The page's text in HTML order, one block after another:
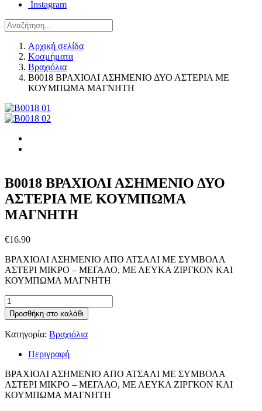
Instagram
Αρχική σελίδα
Κοσμήματα
Βραχιόλια
B0018 ΒΡΑΧΙΟΛΙ ΑΣΗΜΕΝΙΟ ΔΥΟ ΑΣΤΕΡΙΑ ΜΕ
ΚΟΥΜΠΩΜΑ ΜΑΓΝΗΤΗ
Post
navigation
B0018 ΒΡΑΧΙΟΛΙ ΑΣΗΜΕΝΙΟ ΔΥΟ
ΑΣΤΕΡΙΑ ΜΕ ΚΟΥΜΠΩΜΑ
ΜΑΓΝΗΤΗ
€16.90
ΒΡΑΧΙΟΛΙ ΑΣΗΜΕΝΙΟ ΑΠΟ ΑΤΣΑΛΙ ΜΕ ΣΥΜΒΟΛΑ
ΑΣΤΕΡΙ ΜΙΚΡΟ – ΜΕΓΑΛΟ, ΜΕ ΛΕΥΚΑ ΖΙΡΓΚΟΝ ΚΑΙ
ΚΟΥΜΠΩΜΑ ΜΑΓΝΗΤΗ
B0018
ΒΡΑΧΙΟΛΙ
ΑΣΗΜΕΝΙΟ
ΔΥΟ
ΑΣΤΕΡΙΑ
ΜΑΓΝΗΤΗ
ποσότητα
Προσθήκη στο καλάθι
Κατηγορία: Βραχιόλια
Περιγραφή
ΒΡΑΧΙΟΛΙ ΑΣΗΜΕΝΙΟ ΑΠΟ ΑΤΣΑΛΙ ΜΕ ΣΥΜΒΟΛΑ
ΑΣΤΕΡΙ ΜΙΚΡΟ – ΜΕΓΑΛΟ, ΜΕ ΛΕΥΚΑ ΖΙΡΓΚΟΝ ΚΑΙ
ΚΟΥΜΠΩΜΑ ΜΑΓΝΗΤΗ